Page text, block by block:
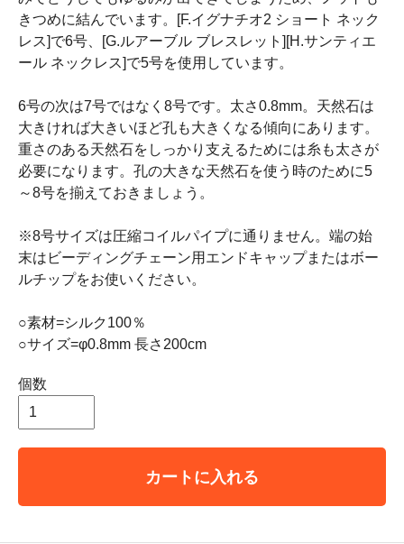
きつめに結んでいます。[F.イグナチオ2 ショート ネック
レス]で6号、[G.ルアーブル ブレスレット][H.サンティエ
ール ネックレス]で5号を使用しています。
6号の次は7号ではなく8号です。太さ0.8mm。天然石は
大きければ大きいほど孔も大きくなる傾向にあります。
重さのある天然石をしっかり支えるためには糸も太さが
必要になります。孔の大きな天然石を使う時のために5
～8号を揃えておきましょう。
※8号サイズは圧縮コイルパイプに通りません。端の始
末はビーディングチェーン用エンドキャップまたはボー
ルチップをお使いください。
○素材=シルク100％
○サイズ=φ0.8mm 長さ200cm
個数
カートに入れる